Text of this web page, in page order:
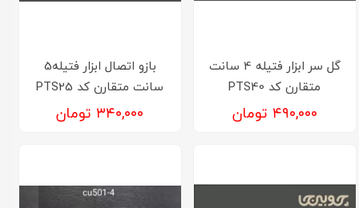
گل سر ابزار فتیله 4 سانت
متقارن کد PTS40
۴۹۰,۰۰۰ تومان
بازو اتصال ابزار فتیله5
سانت متقارن کد PTS25
۳۴۰,۰۰۰ تومان